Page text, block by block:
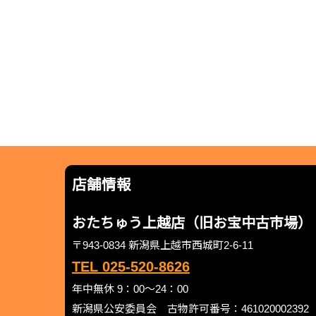
店舗情報
おたちゅう上越店（旧お宝中古市場）
〒943-0834 新潟県上越市西城町2-6-11
TEL 025-520-8626
年中無休 9：00～24：00
新潟県公安委員会 古物許可番号：461020002392